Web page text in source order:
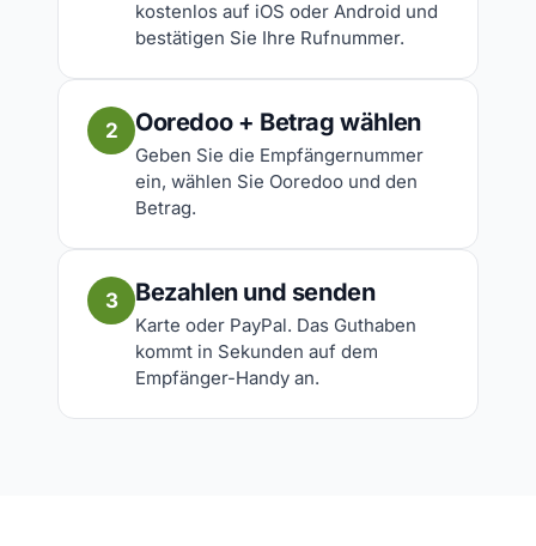
kostenlos auf iOS oder Android und
bestätigen Sie Ihre Rufnummer.
2 Ooredoo + Betrag wählen
Geben Sie die Empfängernummer
ein, wählen Sie Ooredoo und den
Betrag.
3 Bezahlen und senden
Karte oder PayPal. Das Guthaben
kommt in Sekunden auf dem
Empfänger-Handy an.